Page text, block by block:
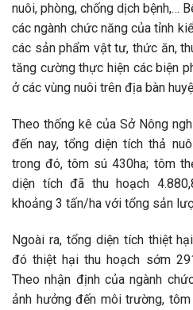
nuôi, phòng, chống dịch bệnh,…
các ngành chức năng của tỉnh
các sản phẩm vật tư, thức ăn,
tăng cường thực hiện các biện
ở các vùng nuôi trên địa bàn
Theo thống kê của Sở Nông
đến nay, tổng diện tích thả
trong đó, tôm sú 430ha; tôm
diện tích đã thu hoạch
khoảng 3 tấn/ha với tổng sản
Ngoài ra, tổng diện tích thiệt
đó thiệt hại thu hoạch sớm
Theo nhận định của ngành
ảnh hưởng đến môi trường,